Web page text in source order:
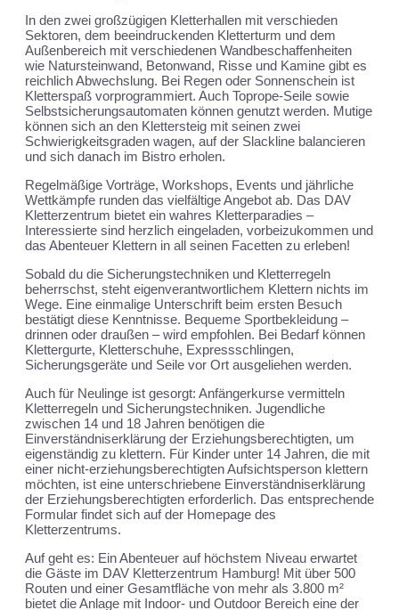
In den zwei großzügigen Kletterhallen mit verschieden
Sektoren, dem beeindruckenden Kletterturm und dem
Außenbereich mit verschiedenen Wandbeschaffenheiten
wie Natursteinwand, Betonwand, Risse und Kamine gibt es
reichlich Abwechslung. Bei Regen oder Sonnenschein ist
Kletterspaß vorprogrammiert. Auch Toprope-Seile sowie
Selbstsicherungsautomaten können genutzt werden. Mutige
können sich an den Klettersteig mit seinen zwei
Schwierigkeitsgraden wagen, auf der Slackline balancieren
und sich danach im Bistro erholen.
Regelmäßige Vorträge, Workshops, Events und jährliche
Wettkämpfe runden das vielfältige Angebot ab. Das DAV
Kletterzentrum bietet ein wahres Kletterparadies –
Interessierte sind herzlich eingeladen, vorbeizukommen und
das Abenteuer Klettern in all seinen Facetten zu erleben!
Sobald du die Sicherungstechniken und Kletterregeln
beherrschst, steht eigenverantwortlichem Klettern nichts im
Wege. Eine einmalige Unterschrift beim ersten Besuch
bestätigt diese Kenntnisse. Bequeme Sportbekleidung –
drinnen oder draußen – wird empfohlen. Bei Bedarf können
Klettergurte, Kletterschuhe, Expressschlingen,
Sicherungsgeräte und Seile vor Ort ausgeliehen werden.
Auch für Neulinge ist gesorgt: Anfängerkurse vermitteln
Kletterregeln und Sicherungstechniken. Jugendliche
zwischen 14 und 18 Jahren benötigen die
Einverständniserklärung der Erziehungsberechtigten, um
eigenständig zu klettern. Für Kinder unter 14 Jahren, die mit
einer nicht-erziehungsberechtigten Aufsichtsperson klettern
möchten, ist eine unterschriebene Einverständniserklärung
der Erziehungsberechtigten erforderlich. Das entsprechende
Formular findet sich auf der Homepage des
Kletterzentrums.
Auf geht es: Ein Abenteuer auf höchstem Niveau erwartet
die Gäste im DAV Kletterzentrum Hamburg! Mit über 500
Routen und einer Gesamtfläche von mehr als 3.800 m²
bietet die Anlage mit Indoor- und Outdoor Bereich eine der